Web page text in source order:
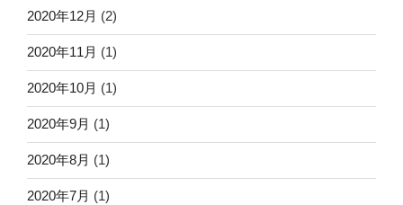
2020年12月 (2)
2020年11月 (1)
2020年10月 (1)
2020年9月 (1)
2020年8月 (1)
2020年7月 (1)